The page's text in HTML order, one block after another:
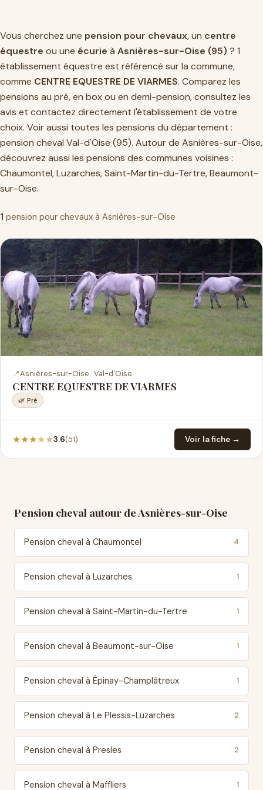
Vous cherchez une pension pour chevaux, un centre
équestre ou une écurie à Asnières-sur-Oise (95) ? 1
établissement équestre est référencé sur la commune,
comme CENTRE EQUESTRE DE VIARMES. Comparez les
pensions au pré, en box ou en demi-pension, consultez les
avis et contactez directement l'établissement de votre
choix. Voir aussi toutes les pensions du département :
pension cheval Val-d'Oise (95). Autour de Asnières-sur-Oise,
découvrez aussi les pensions des communes voisines :
Chaumontel,Luzarches,Saint-Martin-du-Tertre,Beaumont-
sur-Oise.
1 pension pour chevaux à Asnières-sur-Oise
📍Asnières-sur-Oise · Val-d'Oise
CENTRE EQUESTRE DE VIARMES
🌿 Pré
★★★★★3.6(51) Voir la fiche →
Pension cheval autour de Asnières-sur-Oise
Pension cheval à Chaumontel 4
Pension cheval à Luzarches 1
Pension cheval à Saint-Martin-du-Tertre 1
Pension cheval à Beaumont-sur-Oise 1
Pension cheval à Épinay-Champlâtreux 1
Pension cheval à Le Plessis-Luzarches 2
Pension cheval à Presles 2
Pension cheval à Maffliers 1